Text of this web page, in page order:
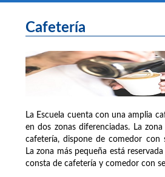
Cafetería
La Escuela cuenta con una amplia
en dos zonas diferenciadas. La
cafetería, dispone de comedor con
La zona más pequeña está
consta de cafetería y comedor con